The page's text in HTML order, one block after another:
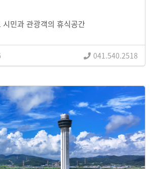
민과 관광객의 휴식공간
041.540.2518